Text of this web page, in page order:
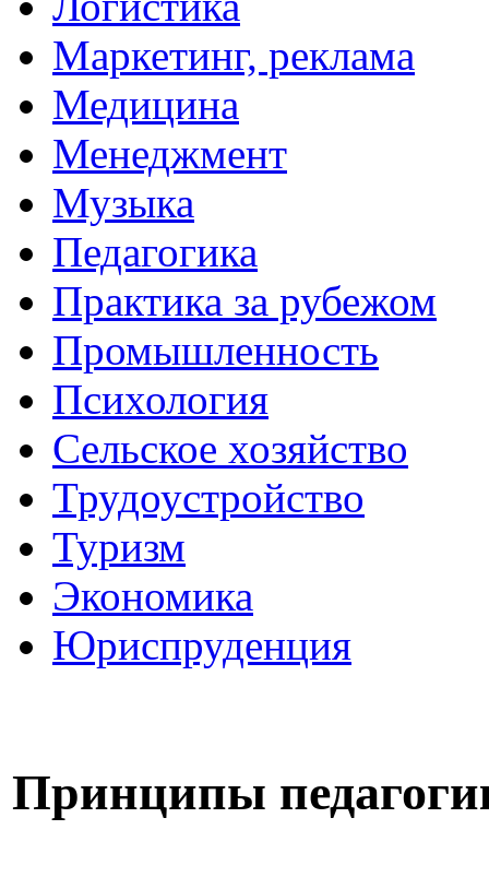
Маркетинг, реклама
Медицина
Менеджмент
Музыка
Педагогика
Практика за рубежом
Промышленность
Психология
Сельское хозяйство
Трудоустройство
Туризм
Экономика
Юриспруденция
Принципы